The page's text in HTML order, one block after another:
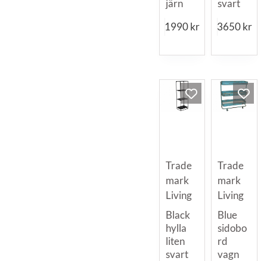
järn
1990kr
svart
3650kr
Trade
mark
Living
Black
hylla
liten
svart
Trade
mark
Living
Blue
sidobo
rd
vagn